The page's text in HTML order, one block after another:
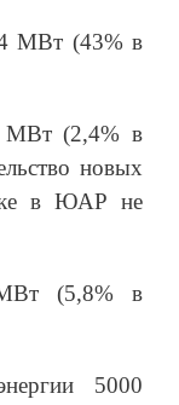
МВт (43% в
МВт (2,4% в
новых
в ЮАР не
МВт (5,8% в
5000